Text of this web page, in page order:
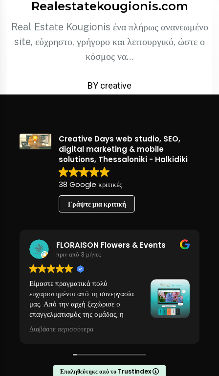
Realestatekougionis.com
Real Estate Kougionis ένα πλήρως ανανεωμένο
site, εύχρηστο, γρήγορο και λειτουργικό, ώστε ο
κόσμος να…
BY creative
Creative Days web studio, SEO,
digital marketing & mobile
solutions, Thessaloniki - Halkidiki
38 Google κριτικές
Γράψτε μια κριτική
FLORAISON Flowers & Events
πριν από 3 μήνες
Είμαστε πραγματικά πολύ
ευχαριστημένοι από τη συνεργασία
μας. Από την αρχή ξεχώρισε ο
επαγγελματισμός της ομάδας, η
γνώση και η εμπειρία που φέρνουν σε
κάθε βήμα.
απόλυτα λειτουργικό, ακριβώς όπως το είχαμε
φανταστεί (και ακόμα καλύτερο)!! Παράλληλα, η
Διαβάστε περισσότερα
Επαληθεύτηκε από το Trustindex